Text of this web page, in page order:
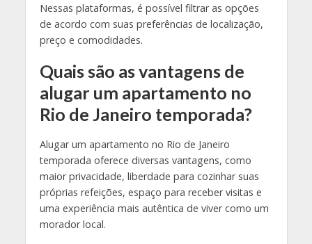
Nessas plataformas, é possível filtrar as opções
de acordo com suas preferências de localização,
preço e comodidades.
Quais são as vantagens de
alugar um apartamento no
Rio de Janeiro temporada?
Alugar um apartamento no Rio de Janeiro
temporada oferece diversas vantagens, como
maior privacidade, liberdade para cozinhar suas
próprias refeições, espaço para receber visitas e
uma experiência mais autêntica de viver como um
morador local.